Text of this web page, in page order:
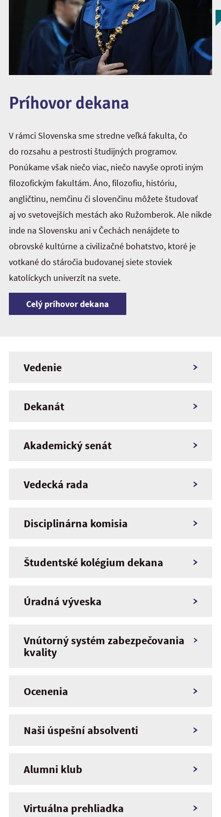
Príhovor dekana
V rámci Slovenska sme stredne veľká fakulta, čo
do rozsahu a pestrosti študijných programov.
Ponúkame však niečo viac, niečo navyše oproti iným
filozofickým fakultám. Áno, filozofiu, históriu,
angličtinu, nemčinu či slovenčinu môžete študovať
aj vo svetovejších mestách ako Ružomberok. Ale nikde
inde na Slovensku ani v Čechách nenájdete to
obrovské kultúrne a civilizačné bohatstvo, ktoré je
votkané do stáročia budovanej siete stoviek
katolíckych univerzít na svete.
Celý príhovor dekana
Vedenie
Dekanát
Akademický senát
Vedecká rada
Disciplinárna komisia
Študentské kolégium dekana
Úradná výveska
Vnútorný systém zabezpečovania
kvality
Ocenenia
Naši úspešní absolventi
Alumni klub
Virtuálna prehliadka